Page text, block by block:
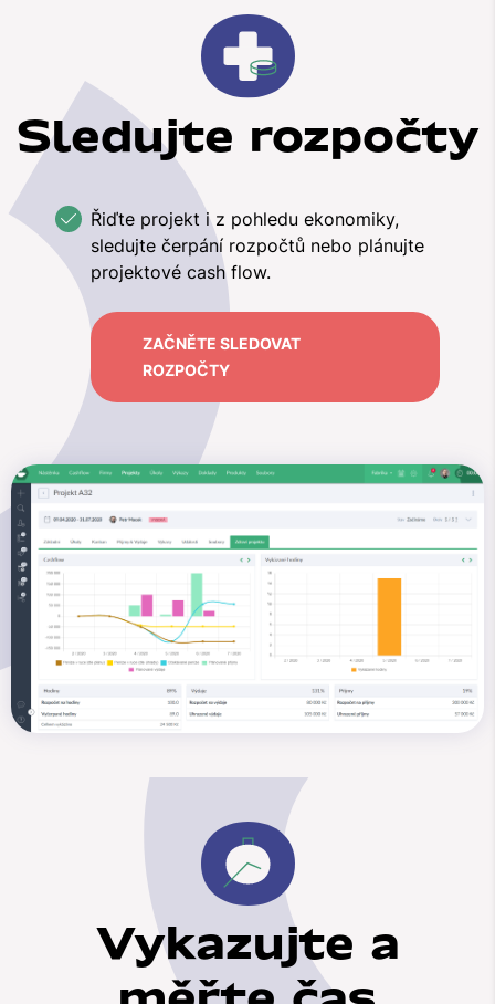
Sledujte rozpočty
Řiďte projekt i z pohledu ekonomiky,
sledujte čerpání rozpočtů nebo plánujte
projektové cash flow.
ZAČNĚTE SLEDOVAT
ROZPOČTY
Vykazujte a